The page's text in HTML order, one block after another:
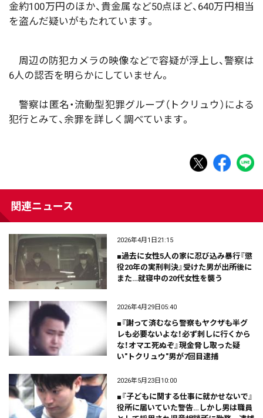
金約100万円のほか、貴金属など50点ほど、640万円相当
を盗んだ疑いがもたれています。
周辺の防犯カメラの映像などで容疑が浮上し、警察は
6人の認否を明らかにしていません。
警察は匿名・流動型犯罪グループ（トクリュウ）による
犯行とみて、余罪を詳しく調べています。
関連ニュース
2026年4月1日21:15
■過去に女性5人の家に忍び込み暴行『懲
役20年の実刑判決』受けた男が出所後に
また…就寝中の20代女性を襲う
2026年4月29日05:40
■『謝って済むなら警察もヤクザも半グ
レも必要ないよな！必ず刺しに行くから
な！オマエ死ぬぞ』現金脅し取った疑
い"トクリュウ"男が7回目逮捕
2026年5月23日10:00
■『子どもに関する仕事に就かせないで』
役所に届いていた警告…しかし男は職員